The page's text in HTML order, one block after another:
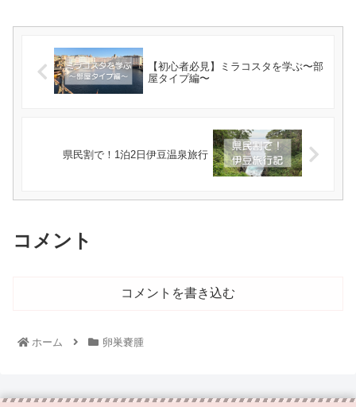
【初心者必見】ミラコスタを学ぶ〜部
屋タイプ編〜
県民割で！1泊2日伊豆温泉旅行
コメント
コメントを書き込む
ホーム 卵巣嚢腫